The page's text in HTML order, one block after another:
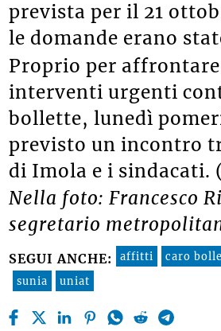
prevista per il 21
le domande erano
Proprio per
interventi urgenti
bollette, lunedì
previsto un incontro
di Imola e i sindacati.
Nella foto: Francesco
segretario
SEGUI ANCHE: affitti caro
sunia
uniat